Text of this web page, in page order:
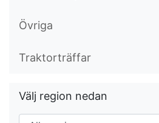
Övriga
Traktorträffar
Välj region nedan